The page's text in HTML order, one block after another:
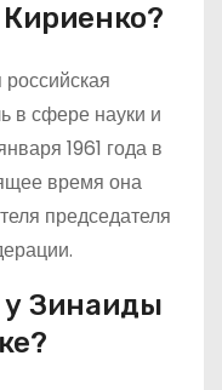
в сфере науки и
1961 года в
время она
председателя
Зинаиды